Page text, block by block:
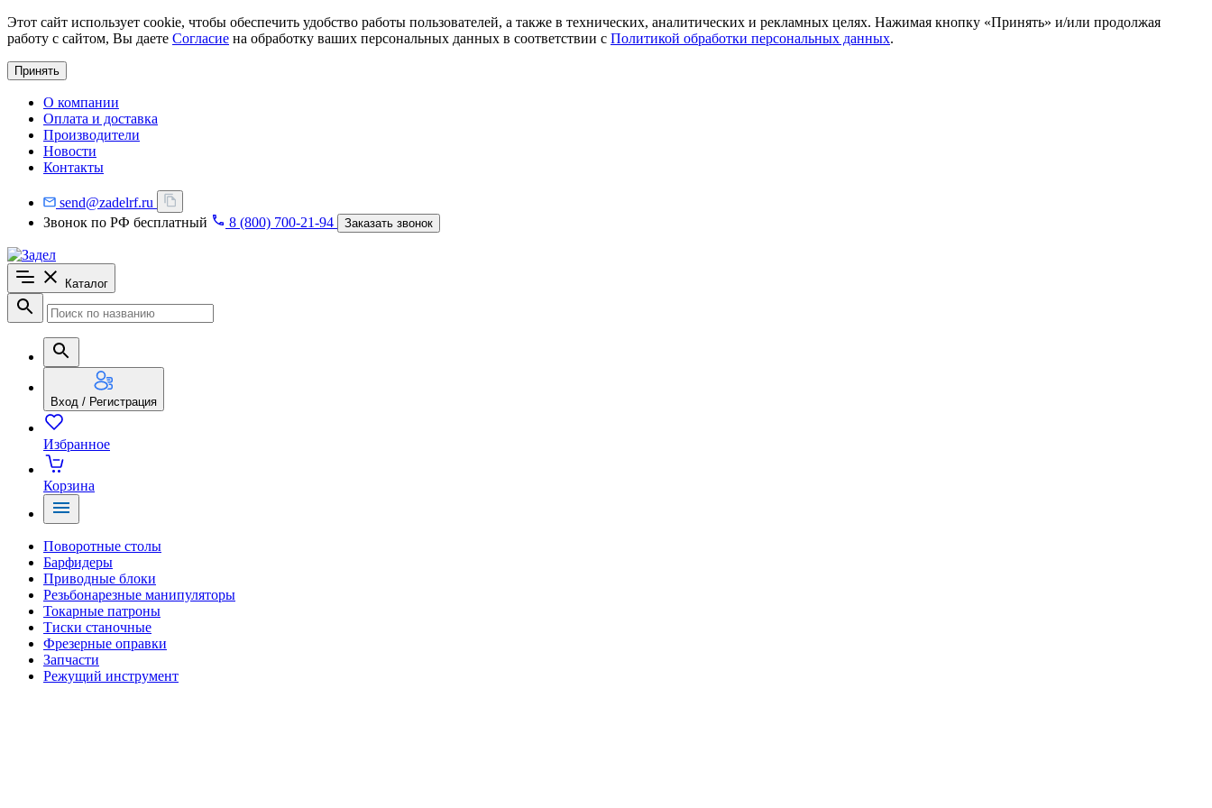
Этот сайт использует cookie, чтобы обеспечить удобство работы пользователей, а также в технических, аналитических и рекламных целях. Нажимая кнопку «Принять» и/или продолжая
работу с сайтом, Вы даете Согласие на обработку ваших персональных данных в соответствии с Политикой обработки персональных данных.
Принять
О компании
Оплата и доставка
Производители
Новости
Контакты
send@zadelrf.ru
Звонок по РФ бесплатный
8 (800) 700-21-94 Заказать звонок
Каталог
Вход / Регистрация
Избранное
Корзина
Поворотные столы
Барфидеры
Приводные блоки
Резьбонарезные манипуляторы
Токарные патроны
Тиски станочные
Фрезерные оправки
Запчасти
Режущий инструмент